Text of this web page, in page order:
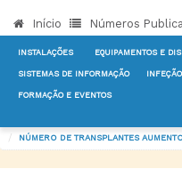
Início Números
INSTALAÇÕES EQUIPAMENTOS E
SISTEMAS DE INFORMAÇÃO INFEÇÃO
FORMAÇÃO E EVENTOS
NÚMERO DE TRANSPLANTES